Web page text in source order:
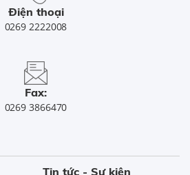
Điện thoại
0269 2222008
Fax:
0269 3866470
Tin tức - Sự kiện